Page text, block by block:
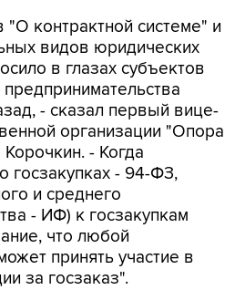
"О контрактной системе" и
видов юридических
в глазах субъектов
- сказал первый вице-
организации "Опора
- Когда
госзакупках - 94-ФЗ,
и среднего
- ИФ) к госзакупкам
что любой
принять участие в
за госзаказ".